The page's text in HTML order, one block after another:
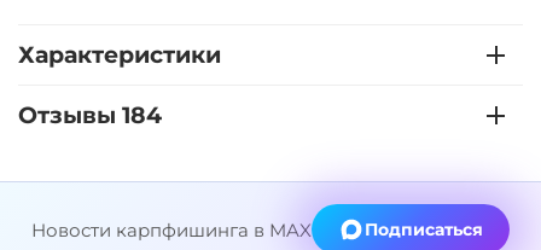
Вкус:
Клубника
Характеристики
Отзывы 184
Новости карпфишинга в MAX Подписаться